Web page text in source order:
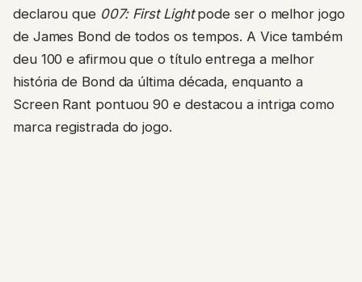
declarou que 007: First Lightpode ser o melhor jogo
de James Bond de todos os tempos. A Vice também
deu 100 e afirmou que o título entrega a melhor
história de Bond da última década, enquanto a
Screen Rant pontuou 90 e destacou a intriga como
marca registrada do jogo.